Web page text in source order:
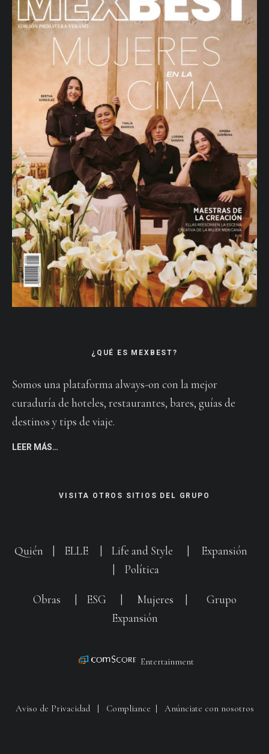
¿QUÉ ES MEXBEST?
Somos una plataforma always-on con la mejor
curaduría de hoteles, restaurantes, bares, guías de
destinos y tips de viaje.
LEER MÁS…
VISITA OTROS SITIOS DEL GRUPO
Quién ELLE Life and Style
Expansión
Política
Obras ESG Mujeres
Grupo
Expansión
Entertainment
Aviso de Privacidad| Compliance Anúnciate con nosotros